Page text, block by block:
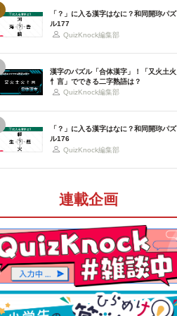
「？」に入る漢字はなに？和同開珎パズ
ル177
QuizKnock編集部
漢字のパズル「合体漢字」！「又火土火
忄言」でできる二字熟語は？
QuizKnock編集部
「？」に入る漢字はなに？和同開珎パズ
ル176
QuizKnock編集部
連載企画